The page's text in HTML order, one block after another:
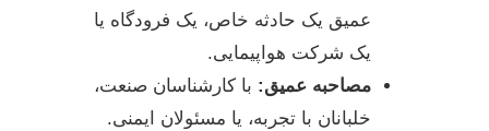
عمیق یک حادثه خاص، یک فرودگاه یا
یک شرکت هواپیمایی.
مصاحبه عمیق: با کارشناسان صنعت،
خلبانان با تجربه، یا مسئولان ایمنی.